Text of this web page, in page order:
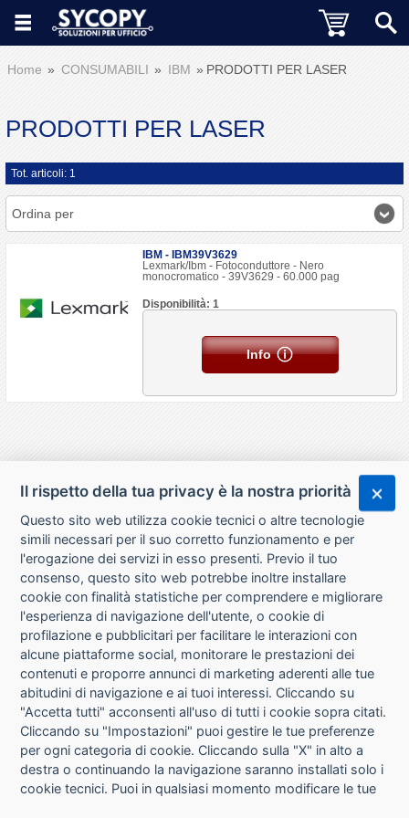
Home CONSUMABILI IBM PRODOTTI PER LASER
PRODOTTI PER LASER
Tot. articoli: 1
Ordina per
IBM - IBM39V3629
Lexmark/Ibm - Fotoconduttore - Nero
monocromatico - 39V3629 - 60.000 pag
Disponibilità: 1
Info
CHI SIAMO
CONTATTI
CONDIZIONI DI VENDITA
RICHIESTA RECESSO
PRIVACY
Il rispetto della tua privacy è la nostra priorità
Questo sito web utilizza cookie tecnici o altre tecnologie
simili necessari per il suo corretto funzionamento e per
l'erogazione dei servizi in esso presenti. Previo il tuo
consenso, questo sito web potrebbe inoltre installare
cookie con finalità statistiche per comprendere e migliorare
l'esperienza di navigazione dell'utente, o cookie di
profilazione e pubblicitari per facilitare le interazioni con
alcune piattaforme social, monitorare le prestazioni dei
contenuti e proporre annunci di marketing aderenti alle tue
abitudini di navigazione e ai tuoi interessi. Cliccando su
"Accetta tutti" acconsenti all'uso di tutti i cookie sopra citati.
Cliccando su "Impostazioni" puoi gestire le tue preferenze
per ogni categoria di cookie. Cliccando sulla "X" in alto a
destra o continuando la navigazione saranno installati solo i
cookie tecnici. Puoi in qualsiasi momento modificare le tue